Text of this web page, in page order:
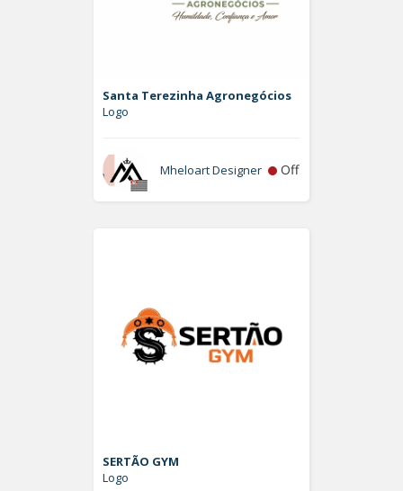
Santa Terezinha Agronegócios
Logo
Mheloart Designer Off
SERTÃO GYM
Logo